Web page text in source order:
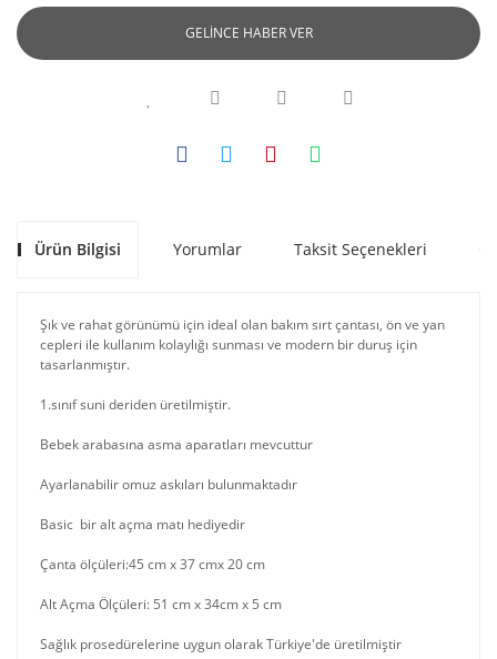
GELİNCE HABER VER
Ürün Bilgisi Yorumlar Taksit Seçenekleri
Şık ve rahat görünümü için ideal olan bakım sırt çantası, ön ve yan
cepleri ile kullanım kolaylığı sunması ve modern bir duruş için
tasarlanmıştır.
1.sınıf suni deriden üretilmiştir.
Bebek arabasına asma aparatları mevcuttur
Ayarlanabilir omuz askıları bulunmaktadır
Basic bir alt açma matı hediyedir
Çanta ölçüleri:45 cm x 37 cmx 20 cm
Alt Açma Ölçüleri: 51 cm x 34cm x 5 cm
Sağlık prosedürelerine uygun olarak Türkiye'de üretilmiştir